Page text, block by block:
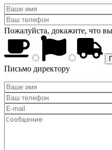
Пожалуйста, докажите, что
Письмо директору